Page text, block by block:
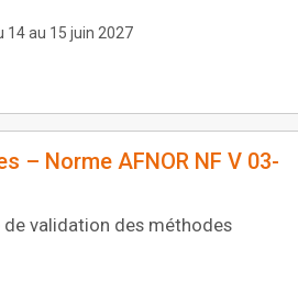
14 au 15 juin 2027
– Norme AFNOR NF V 03-
validation des méthodes